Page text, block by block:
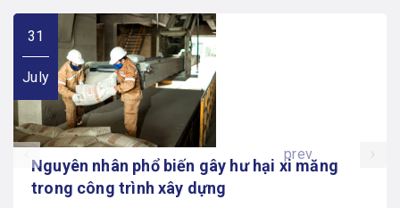
31
July
Nguyên nhân phổ biến gây hư hại xi măng
trong công trình xây dựng
prev